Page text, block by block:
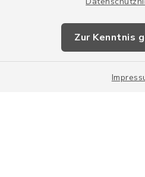
Zur Kenntnis